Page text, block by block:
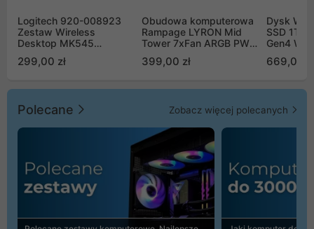
Logitech 920-008923
Zestaw Wireless
Desktop MK545
299,00 zł
Obudowa komputerowa
Rampage LYRON Mid
Tower 7xFan ARGB PWM
399,00 zł
Dysk WD
SSD 1TB
Gen4
669,00
Polecane Zobacz więcej polecanych